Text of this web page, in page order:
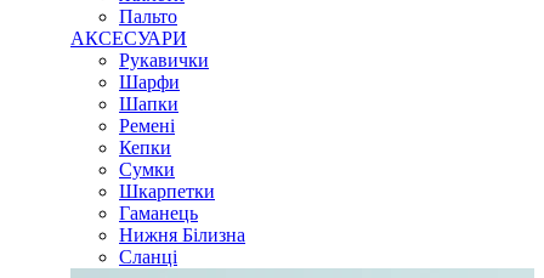
Пальто
АКСЕСУАРИ
Рукавички
Шарфи
Шапки
Ремені
Кепки
Сумки
Шкарпетки
Гаманець
Нижня Білизна
Сланці